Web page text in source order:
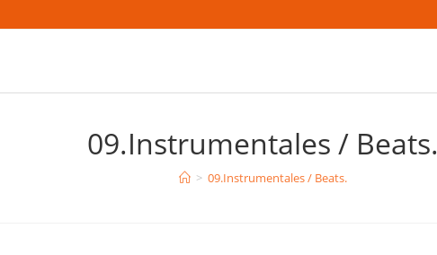
09.Instrumentales / Beats.
> 09.Instrumentales / Beats.